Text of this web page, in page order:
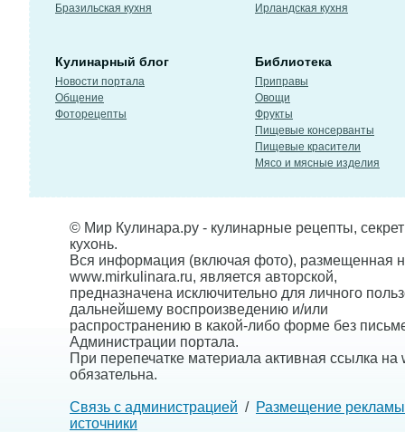
Бразильская кухня
Ирландская кухня
Кулинарный блог
Новости портала
Общение
Фоторецепты
Библиотека
Приправы
Овощи
Фрукты
Пищевые консерванты
Пищевые красители
Мясо и мясные изделия
© Мир Кулинара.ру - кулинарные рецепты,
кухонь.
Вся информация (включая фото), размещенная
www.mirkulinara.ru, является авторской,
предназначена исключительно для личного
дальнейшему воспроизведению и/или
распространению в какой-либо форме без
Администрации портала.
При перепечатке материала активная ссылка на
обязательна.
Связь с администрацией / Размещение рекламы
источники